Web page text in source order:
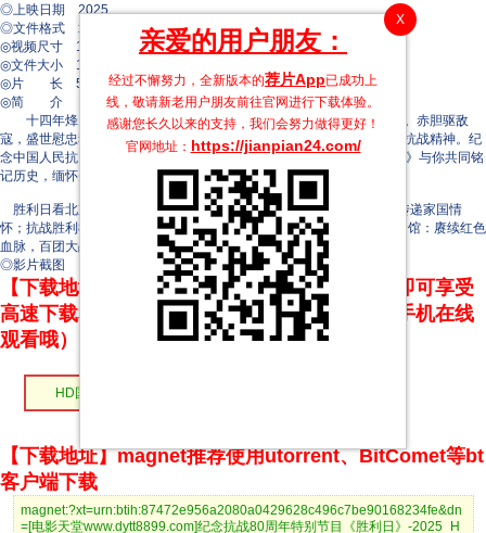
X
亲爱的用户朋友：
经过不懈努力，全新版本的荐片App已成功上
线，敬请新老用户朋友前往官网进行下载体验。
感谢您长久以来的支持，我们会努力做得更好！
官网地址： https://jianpian24.com/
◎上映日期 2025
◎文件格式 x264 + ACC
◎视频尺寸 1920 x 1080
◎文件大小 1415 MB
◎片 长 53 Mins
◎简 介
十四年烽火淬炼，铸就不朽丰碑；八十载砥砺奋进，续写胜利荣光。赤胆驱敌
寇，盛世慰忠魂。让我们以国家的名义，缅怀英烈不朽功绩，传承伟大抗战精神。纪
念中国人民抗日战争暨世界反法西斯战争胜利80周年特别节目《胜利日》与你共同铭
记历史，缅怀先烈！
胜利日看北京·中国人民抗日战争纪念馆：超65万人次参观，主题展传递家国情
怀；抗战胜利80周年纪念活动9月3日总体安排；山西阳泉百团大战纪念馆：赓续红色
血脉，百团大战光耀千秋；《论持久战》：指引抗战胜利的思想灯塔。
◎影片截图
【下载地址】本站专属下载器：点击下方链接 即可享受
高速下载和在线播放 专治迅雷无法下载（支持手机在线
观看哦）
HD国语无字
【下载地址】magnet推荐使用utorrent、BitComet等bt
客户端下载
magnet:?xt=urn:btih:87472e956a2080a0429628c496c7be90168234fe&dn
=[电影天堂www.dytt8899.com]纪念抗战80周年特别节目《胜利日》-2025_H